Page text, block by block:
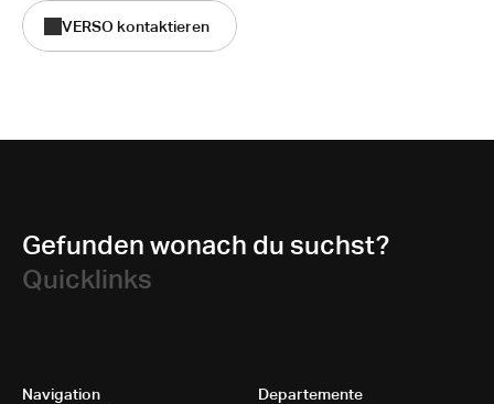
VERSO kontaktieren
Gefunden wonach du suchst?
Quicklinks
Navigation
Departemente